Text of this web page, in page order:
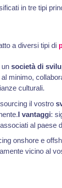
in tre tipi
a diversi tipi di
società di
minimo,
culturali.
il vostro
I vantaggi:
al paese
onshore e
vicino al